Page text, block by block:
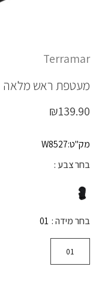
Terramar
מעטפת ראש מלאה
₪139.90
מק"ט:W8527
בחר צבע
בחר מידה 01
01